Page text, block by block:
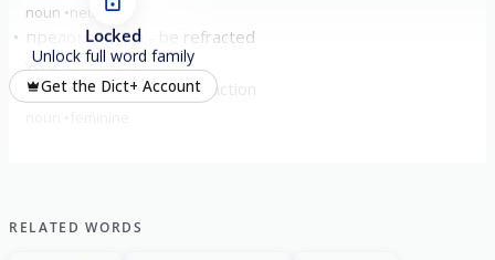
noun neuter
преломля́ться be refracted
verb imperfective
преломля́емость refraction
Locked
Unlock full word family
Get the Dict+ Account
RELATED WORDS